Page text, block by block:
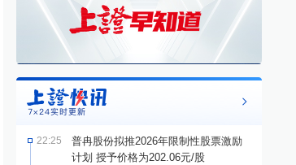
22:25
普冉股份拟推2026年限制性股票激励
计划 授予价格为202.06元/股